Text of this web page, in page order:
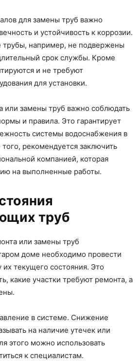
для замены труб важно
и устойчивость к коррозии.
например, не подвержены
срок службы. Кроме
и не требуют
для установки.
или замены труб важно соблюдать
и правила. Это гарантирует
системы водоснабжения в
рекомендуется заключить
компанией, которая
на выполненные работы.
труб
или замены труб
доме необходимо провести
текущего состояния. Это
какие участки требуют ремонта, а
в системе. Снижение
на наличие утечек или
этого можно использовать
к специалистам.